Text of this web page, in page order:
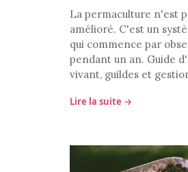
La permaculture n'est
amélioré. C'est un
qui commence par
pendant un an. Guide
vivant, guildes et
Lire la suite →